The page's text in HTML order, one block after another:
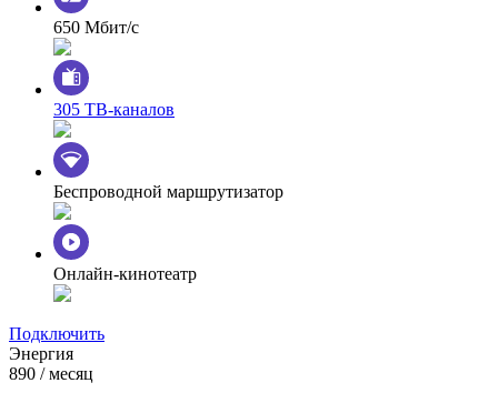
650 Мбит/с
305 ТВ-каналов
Беспроводной маршрутизатор
Онлайн-кинотеатр
Подключить
Энергия
890 / месяц